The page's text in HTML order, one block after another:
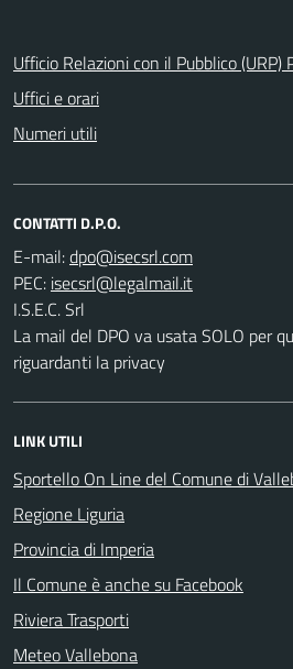
Ufficio Relazioni con il Pubblico (URP)
Uffici e orari
Numeri utili
CONTATTI D.P.O.
E-mail:
PEC:
I.S.E.C. Srl
La mail del DPO va usata SOLO per
riguardanti la privacy
LINK UTILI
Sportello On Line del Comune di
Regione Liguria
Provincia di Imperia
Il Comune è anche su Facebook
Riviera Trasporti
Meteo Vallebona